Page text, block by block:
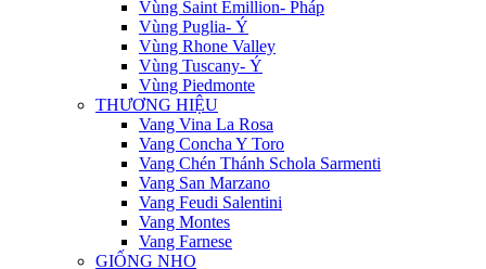
Vùng Saint Emillion- Pháp
Vùng Puglia- Ý
Vùng Rhone Valley
Vùng Tuscany- Ý
Vùng Piedmonte
THƯƠNG HIỆU
Vang Vina La Rosa
Vang Concha Y Toro
Vang Chén Thánh Schola Sarmenti
Vang San Marzano
Vang Feudi Salentini
Vang Montes
Vang Farnese
GIỐNG NHO